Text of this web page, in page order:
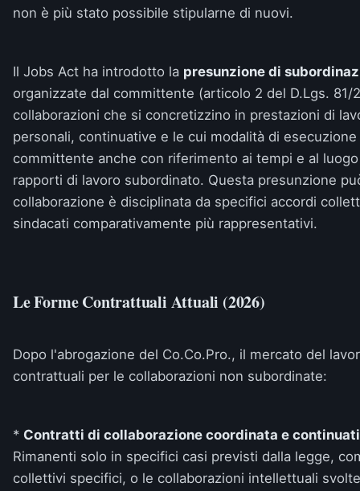
non è più stato possibile stipularne di nuovi.
Il Jobs Act ha introdotto la presunzione di
organizzate dal committente (articolo 2 del D.Lgs. 81/
collaborazioni che si concretizzino in prestazioni di
personali, continuative e le cui modalità di
committente anche con riferimento ai tempi e al
rapporti di lavoro subordinato. Questa presunzione
collaborazione è disciplinata da specifici accordi
sindacati comparativamente più rappresentativi.
Le Forme Contrattuali Attuali (2026)
Dopo l'abrogazione del Co.Co.Pro., il mercato del
contrattuali per le collaborazioni non subordinate:
* Contratti di collaborazione coordinata e
Rimanenti solo in specifici casi previsti dalla legge,
collettivi specifici, o le collaborazioni intellettuali